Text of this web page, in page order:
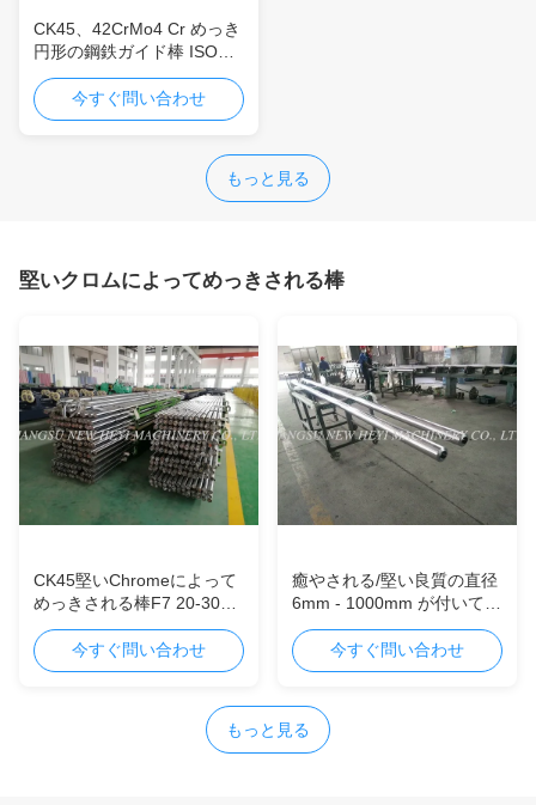
CK45、42CrMo4 Cr めっき
円形の鋼鉄ガイド棒 ISO
は、OD30mm~150mm 承
認しました
今すぐ問い合わせ
もっと見る
堅いクロムによってめっきされる棒
CK45堅いChromeによって
めっきされる棒F7 20-30ミ
クロンの長さ1000-
8000MM今すぐ問い合わせ
癒やされる/堅い良質の直径
6mm - 1000mm が付いてい
るクロムによってめっきさ
れた棒を和らげました
今すぐ問い合わせ
もっと見る